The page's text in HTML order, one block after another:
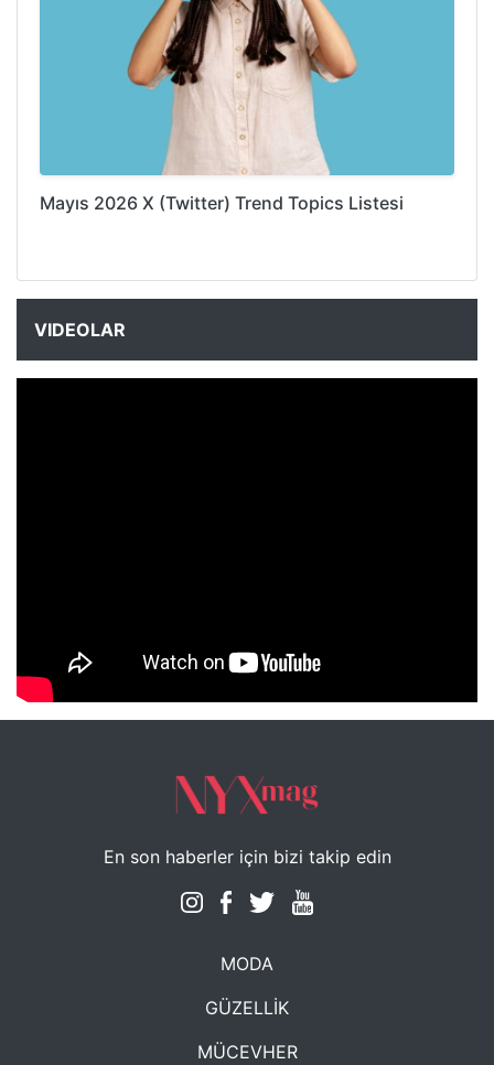
Mayıs 2026 X (Twitter) Trend Topics Listesi
VIDEOLAR
NYXmag 2. Yaş Kutlama Etkinliği
En son haberler için bizi takip edin
MODA
GÜZELLİK
MÜCEVHER